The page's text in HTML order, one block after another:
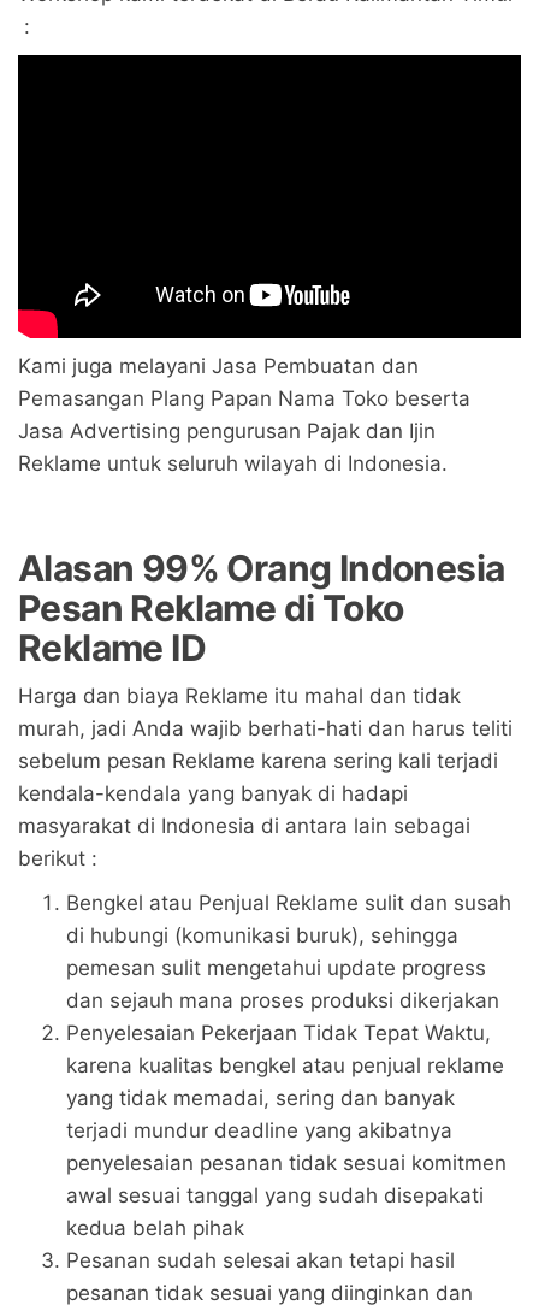
:
Kami juga melayani Jasa Pembuatan dan
Pemasangan Plang Papan Nama Toko beserta
Jasa Advertising pengurusan Pajak dan Ijin
Reklame untuk seluruh wilayah di Indonesia.
Alasan 99% Orang Indonesia
Pesan Reklame di Toko
Reklame ID
Harga dan biaya Reklame itu mahal dan tidak
murah, jadi Anda wajib berhati-hati dan harus teliti
sebelum pesan Reklame karena sering kali terjadi
kendala-kendala yang banyak di hadapi
masyarakat di Indonesia di antara lain sebagai
berikut :
Bengkel atau Penjual Reklame sulit dan susah
di hubungi (komunikasi buruk), sehingga
pemesan sulit mengetahui update progress
dan sejauh mana proses produksi dikerjakan
Penyelesaian Pekerjaan Tidak Tepat Waktu,
karena kualitas bengkel atau penjual reklame
yang tidak memadai, sering dan banyak
terjadi mundur deadline yang akibatnya
penyelesaian pesanan tidak sesuai komitmen
awal sesuai tanggal yang sudah disepakati
kedua belah pihak
Pesanan sudah selesai akan tetapi hasil
pesanan tidak sesuai yang diinginkan dan